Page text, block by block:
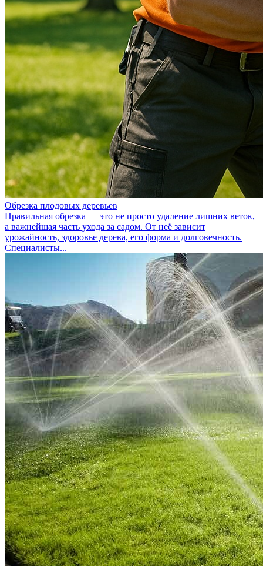
Обрезка плодовых деревьев
Правильная обрезка — это не просто удаление лишних веток,
а важнейшая часть ухода за садом. От неё зависит
урожайность, здоровье дерева, его форма и долговечность.
Специалисты...